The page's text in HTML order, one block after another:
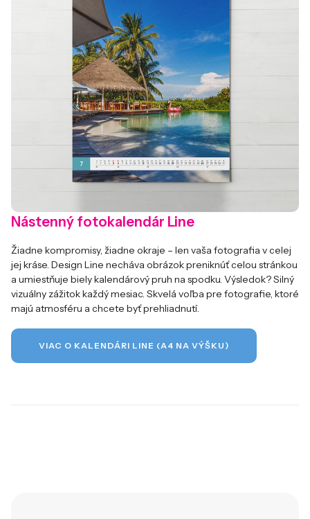
Nástenný fotokalendár Line
Žiadne kompromisy, žiadne okraje – len vaša fotografia v celej
jej kráse. Design Line necháva obrázok preniknúť celou stránkou
a umiestňuje biely kalendárový pruh na spodku. Výsledok? Silný
vizuálny zážitok každý mesiac. Skvelá voľba pre fotografie, ktoré
majú atmosféru a chcete byť prehliadnutí.
VIAC O KALENDÁRI LINE (A4 NA VÝŠKU)